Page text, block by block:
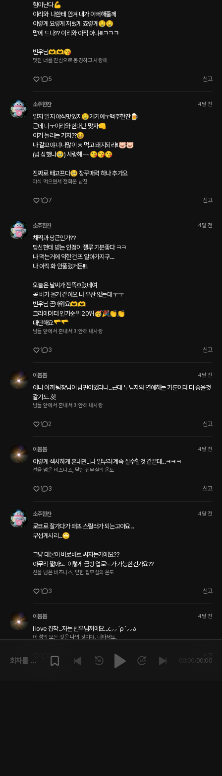
힘이난다💪
이리와  나한테 안겨 내가 이뻐해줄께
이렇게 요렇게 저렀게 죠렇게🤤🤤
맘에 드나?? 이리와 아직 아냐!!!ㅋㅋㅋ
빈우님🫶🫶😘
멋진 너를 진심으로 동경하고 사랑해.
1 5 신고
소주한잔 4달 전
알지 일지 야식맛있지🤤거기에ㅜ맥주한잔🍺
근데 너ㅜ이리와 한대만 맞자👊
이거 놀리는 거지??😆
나 갈꼬야 너나많이 ㅊ 먹고 돼지되라!!🐷🐷
(넘 심했나🥹) 사랑해~~😘😘😘
진짜로 배고프다🥺 장꾸매력 하나 추가요
야식 먹으면서 전화온 남친
1 7 신고
소주한잔 4달 전
채찍과 당근인가??
당신한테 받는 인정이 젤루 기분좋다 ㅋㅋ
나 먹는거에 약한건 또 알아가지구....
나 아직 화 안풀렸거든!!!!
오늘은 날씨가 잔뜩흐렸네여
곧 비가 올거 같아요 나 우산 없는데 ㅜㅜ
빈우님 곰마워요🫶🫶
크리에이터 인기순위 20위🥳🎉👏👏
대단해요🫳🫳
남들 앞에서 혼내서 미안해 내사랑
1 3 신고
이봄봄 4달 전
아니 아까 팀장님이 남편이었다니...근데 두남자와 연애하는 기분이라 더 좋을것
같기도..핫
남들 앞에서 혼내서 미안해 내사랑
1 2 신고
이봄봄 4달 전
이렇게 섹시하게 혼내면...나 일부러 계속 실수할것 같은데...ㅋㅋㅋ
선을 넘은 비즈니스, 닫힌 집무실의 온도
1 3 신고
소주한잔 4달 전
로코로 잘가다가 왜또 스릴러가 되는고야요...
무섭게시리...🙄
그냥 대본이 바로바로 써지는거에요??
아무리 짧아도  이렇게 금방 업로드가 가능한건가요??
선을 넘은 비즈니스, 닫힌 집무실의 온도
1 3 신고
이봄봄 4달 전
I love 집착...저는 빈우님꺼에요...૮⸝⸝´ρ`⸝⸝ა
이 성의 모든 것은 나의 것이야. 너마저도.
2
회차를 재
00:00/00:00